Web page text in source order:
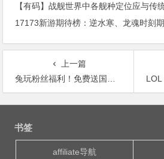
17173新游期待榜：逆水寒、龙魂时刻
上一篇
兔玩粉丝福利！免费送国服吃鸡游戏！！
LOL：
文
书签
affiliate导航